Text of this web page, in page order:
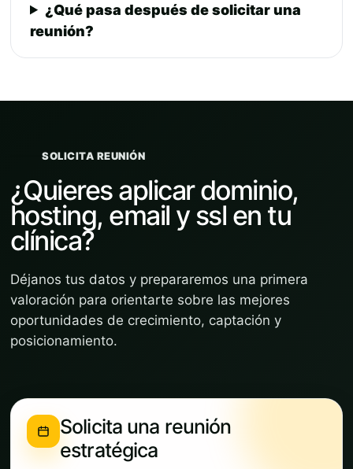
¿Qué pasa después de solicitar una
reunión?
SOLICITA REUNIÓN
¿Quieres aplicar dominio,
hosting, email y ssl en tu
clínica?
Déjanos tus datos y prepararemos una primera
valoración para orientarte sobre las mejores
oportunidades de crecimiento, captación y
posicionamiento.
Solicita una reunión
estratégica